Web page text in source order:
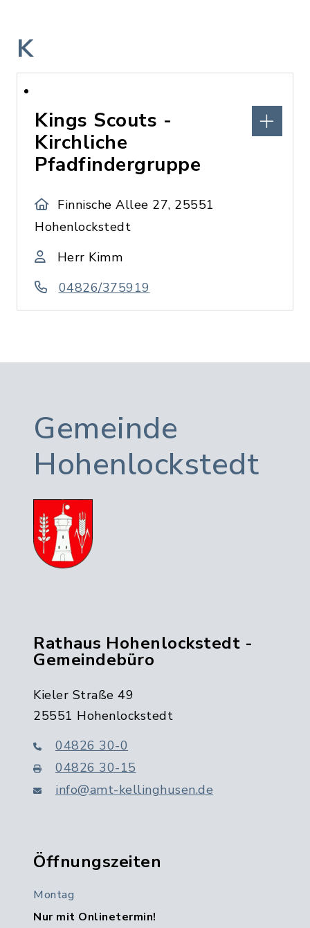
K
Kings Scouts -
Kirchliche
Pfadfindergruppe
Finnische Allee 27, 25551
Hohenlockstedt
Herr Kimm
04826/375919
Gemeinde
Hohenlockstedt
Rathaus Hohenlockstedt -
Gemeindebüro
Kieler Straße 49
25551 Hohenlockstedt
04826 30-0
04826 30-15
info@amt-kellinghusen.de
Öffnungszeiten
Montag
Nur mit Onlinetermin!